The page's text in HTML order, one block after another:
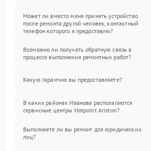
Может ли вместо меня принять устройство
после ремонта другой человек, контактный
телефон которого я предоставлю?
Возможно ли получать обратную связь в
процессе выполнения ремонтных работ?
Какую гарантию вы предоставляете?
В каких районах Иванова располагаются
сервисные центры Hotpoint Ariston?
Выполняете ли вы ремонт для юридических
лиц?